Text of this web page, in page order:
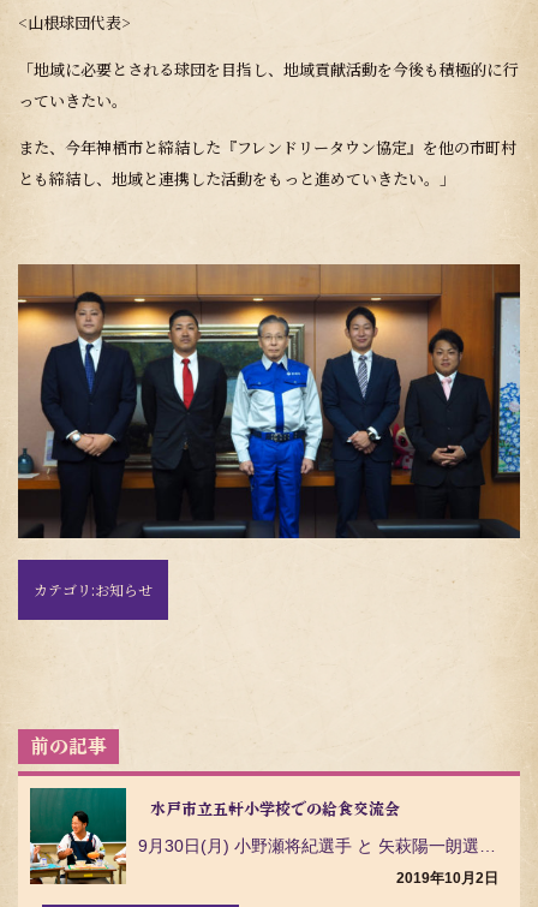
<山根球団代表>
「地域に必要とされる球団を目指し、地域貢献活動を今後も積極的に行
っていきたい。
また、今年神栖市と締結した『フレンドリータウン協定』を他の市町村
とも締結し、地域と連携した活動をもっと進めていきたい。」
カテゴリ:お知らせ
投
稿
ナ
ゲ
ー
シ
水戸市立五軒小学校での給食交流会
9月30日(月) 小野瀬将紀選手 と 矢萩陽一朗選手が水戸市立五軒小学校を訪問し ５学年の児童約50…
2019年10月2日